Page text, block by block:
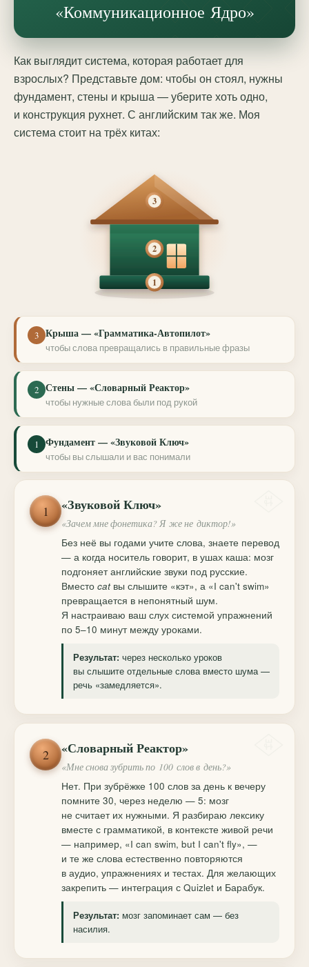
«Коммуникационное Ядро»
Как выглядит система, которая работает для
взрослых? Представьте дом: чтобы он стоял, нужны
фундамент, стены и крыша — уберите хоть одно,
и конструкция рухнет. С английским так же. Моя
система стоит на трёх китах:
3
2
1
3 Крыша — «Грамматика-Автопилот»
чтобы слова превращались в правильные фразы
2 Стены — «Словарный Реактор»
чтобы нужные слова были под рукой
1 Фундамент — «Звуковой Ключ»
чтобы вы слышали и вас понимали
1 «Звуковой Ключ»
«Зачем мне фонетика? Я же не диктор!»
Без неё вы годами учите слова, знаете перевод
— а когда носитель говорит, в ушах каша: мозг
подгоняет английские звуки под русские.
Вместо catвы слышите «кэт», а «I can't swim»
превращается в непонятный шум.
Я настраиваю ваш слух системой упражнений
по 5–10 минут между уроками.
Результат: через несколько уроков
вы слышите отдельные слова вместо шума —
речь «замедляется».
2 «Словарный Реактор»
«Мне снова зубрить по 100 слов в день?»
Нет. При зубрёжке 100 слов за день к вечеру
помните 30, через неделю — 5: мозг
не считает их нужными. Я разбираю лексику
вместе с грамматикой, в контексте живой речи
— например, «I can swim, but I can't fly», —
и те же слова естественно повторяются
в аудио, упражнениях и тестах. Для желающих
закрепить — интеграция с Quizlet и Барабук.
Результат: мозг запоминает сам — без
насилия.